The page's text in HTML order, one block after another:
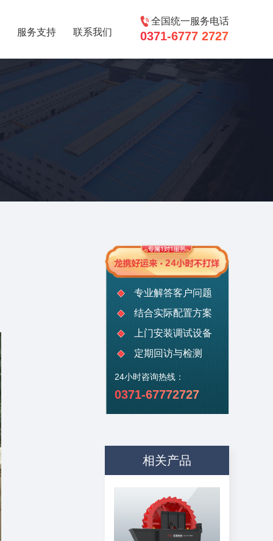
服务支持 联系我们
全国统一服务电话
0371-6777 2727
专业解答客户问题
结合实际配置方案
上门安装调试设备
定期回访与检测
24小时咨询热线：
0371-67772727
相关产品